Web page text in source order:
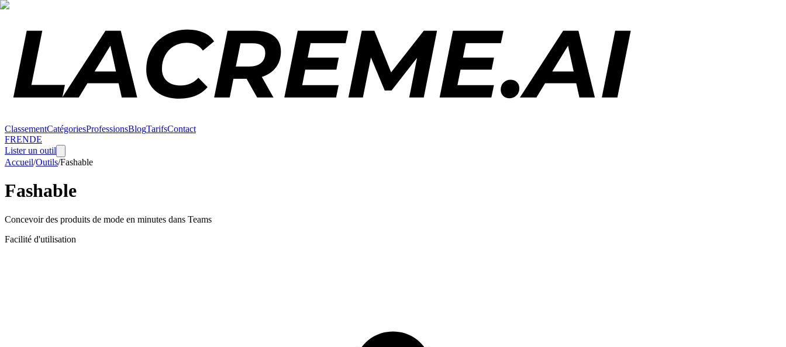
ClassementCatégoriesProfessionsBlogTarifsContact
FRENDE
Lister un outil
Accueil/Outils/Fashable
Fashable
Concevoir des produits de mode en minutes dans Teams
Facilité d'utilisation